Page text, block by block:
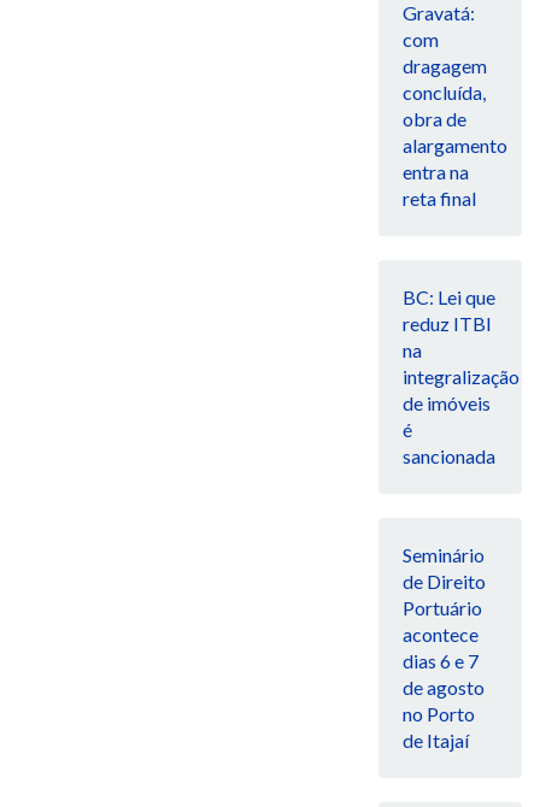
Gravatá:
com
dragagem
concluída,
obra de
alargamento
entra na
reta final
BC: Lei que
reduz ITBI
na
integralização
de imóveis
é
sancionada
Seminário
de Direito
Portuário
acontece
dias 6 e 7
de agosto
no Porto
de Itajaí